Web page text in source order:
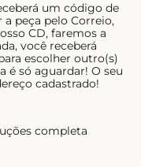
um código de
a peça pelo Correio,
CD, faremos a
você receberá
escolher outro(s)
é só aguardar! O seu
cadastrado!
completa